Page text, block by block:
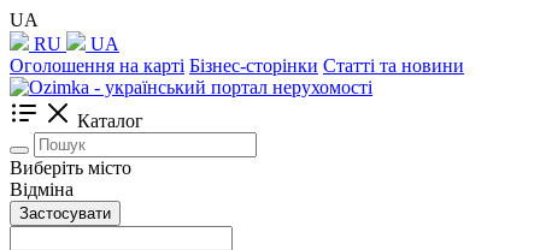
UA
RU
UA
Оголошення на карті Бізнес-сторінки Статті та новини
Каталог
Виберіть місто
Відміна
Застосувати